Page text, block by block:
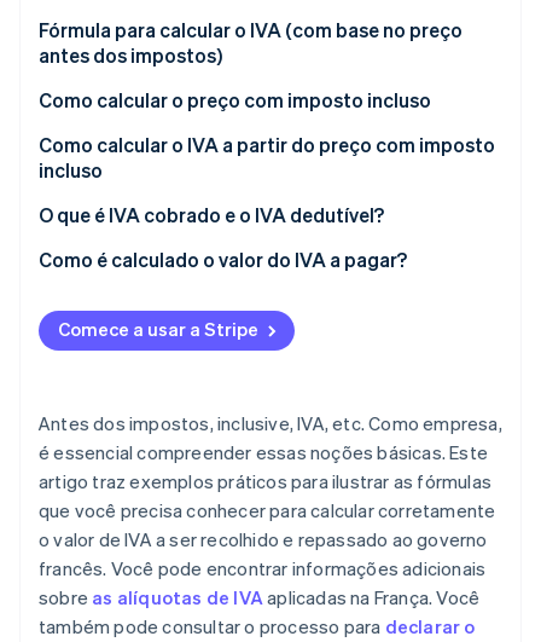
Stripe Sessions 2026
Assista agora
Fórmula para calcular o IVA (com base no preço
antes dos impostos)
Como calcular o preço com imposto incluso
Como calcular o IVA a partir do preço com imposto
incluso
O que é IVA cobrado e o IVA dedutível?
Requisitos para dedução
Exclusões
Transações isentas de IVA
Como é calculado o valor do IVA a pagar?
Comece a usar a Stripe
Antes dos impostos, inclusive, IVA, etc. Como empresa,
é essencial compreender essas noções básicas. Este
artigo traz exemplos práticos para ilustrar as fórmulas
que você precisa conhecer para calcular corretamente
o valor de IVA a ser recolhido e repassado ao governo
francês. Você pode encontrar informações adicionais
sobre as alíquotas de IVAaplicadas na França. Você
também pode consultar o processo para declarar o